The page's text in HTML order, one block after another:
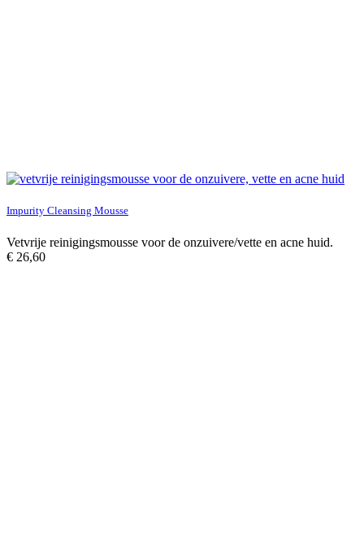
Impurity Cleansing Mousse
Vetvrije reinigingsmousse voor de onzuivere/vette en acne huid.
€ 26,60